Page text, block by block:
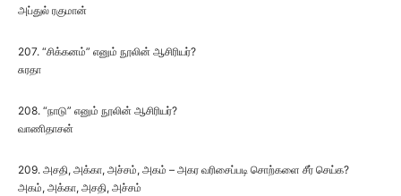
அப்துல் ரகுமான்
207. “சிக்கனம்” எனும் நூலின் ஆசிரியர்?
சுரதா
208. “நாடு” எனும் நூலின் ஆசிரியர்?
வாணிதாசன்
209. அசதி, அக்கா, அச்சம், அகம் – அகர வரிசைப்படி சொற்களை சீர் செய்க?
அகம், அக்கா, அசதி, அச்சம்